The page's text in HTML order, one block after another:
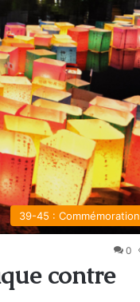
39-45 : Commémoration
0
contre